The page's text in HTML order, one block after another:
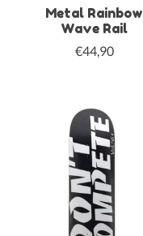
Metal Rainbow
Wave Rail
€44,90